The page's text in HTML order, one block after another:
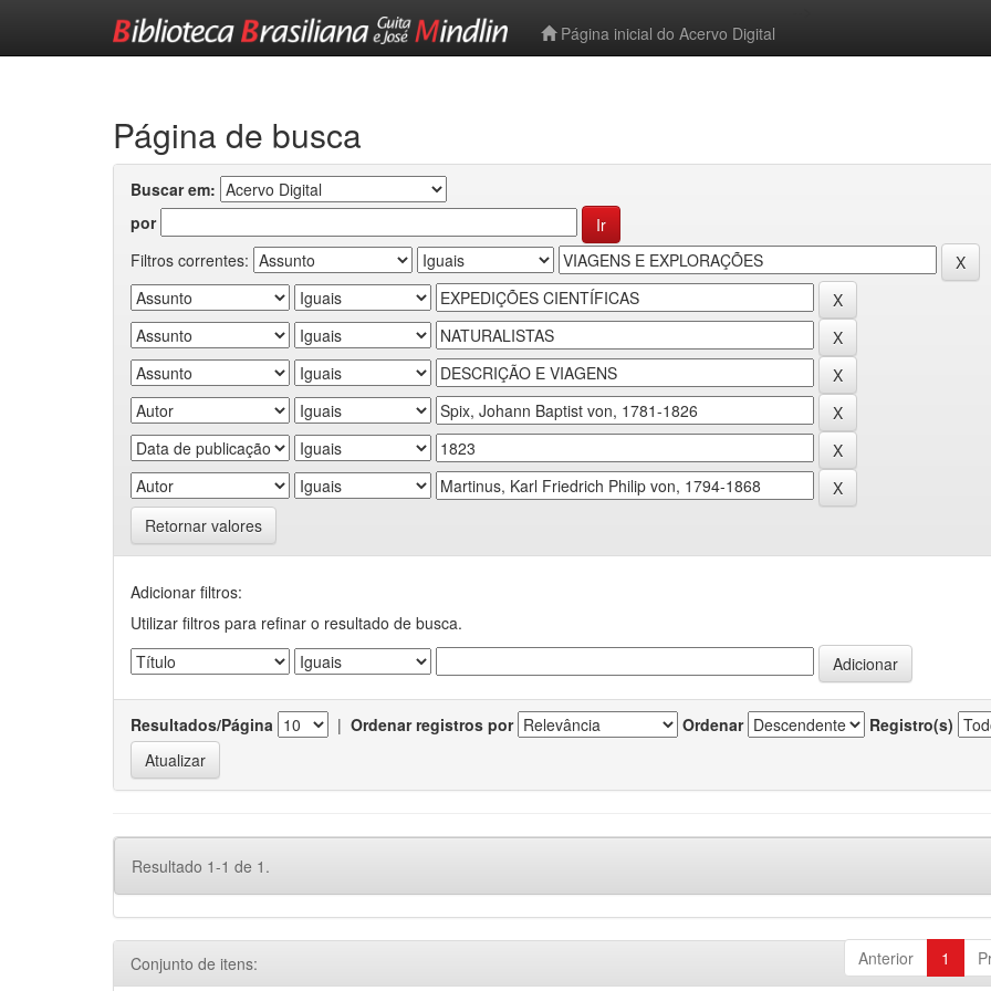
Página inicial do Acervo Digital
Página de busca
Buscar em:
por
Filtros correntes:
Retornar valores
Adicionar filtros:
Utilizar filtros para refinar o resultado de busca.
Resultados/Página | Ordenar registros por Ordenar Registro(s)
Resultado 1-1 de 1.
Anterior 1
Conjunto de itens: